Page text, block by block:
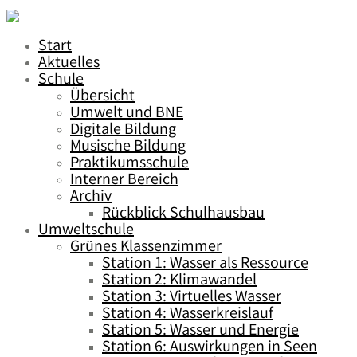
Start
Aktuelles
Schule
Übersicht
Umwelt und BNE
Digitale Bildung
Musische Bildung
Praktikumsschule
Interner Bereich
Archiv
Rückblick Schulhausbau
Umweltschule
Grünes Klassenzimmer
Station 1: Wasser als Ressource
Station 2: Klimawandel
Station 3: Virtuelles Wasser
Station 4: Wasserkreislauf
Station 5: Wasser und Energie
Station 6: Auswirkungen in Seen